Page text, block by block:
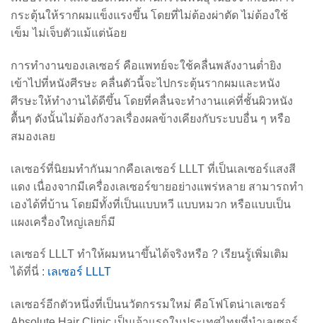
กระตุ้นให้รากผมแข็งแรงขึ้น โดยที่ไม่ต้องผ่าตัด ไม่ต้องใช้
เข็ม ไม่เจ็บตัวแม้แต่น้อย
การทำงานของเลเซอร์ คือแพทย์จะใช้คลื่นพลังงานต่ำยิง
เข้าไปที่หนังศีรษะ คลื่นตัวนี้จะไปกระตุ้นรากผมและหนัง
ศีรษะให้ทำงานได้ดีขึ้น โดยที่คลื่นจะทำงานแค่ที่ชั้นผิวหนัง
ตื้นๆ ดังนั้นไม่ต้องกังวลเรื่องผลข้างเคียงกับระบบอื่น ๆ หรือ
สมองเลย
เลเซอร์ที่นิยมทำกันมากคือเลเซอร์ LLLT ที่เป็นเลเซอร์แสงสี
แดง เนื่องจากมีเครื่องเลเซอร์ขายอย่างแพร่หลาย สามารถทำ
เองได้ที่บ้าน โดยมีทั้งที่เป็นแบบหวี แบบหมวก หรือแบบเป็น
แผงเครื่องใหญ่เลยก็มี
เลเซอร์ LLLT ทำให้ผมหนาขึ้นได้จริงหรือ ? เรียนรู้เพิ่มเติม
ได้ที่นี่ : เลเซอร์ LLLT
เลเซอร์อีกตัวหนึ่งที่เป็นนวัตกรรมใหม่ คือโฟโตน่าเลเซอร์